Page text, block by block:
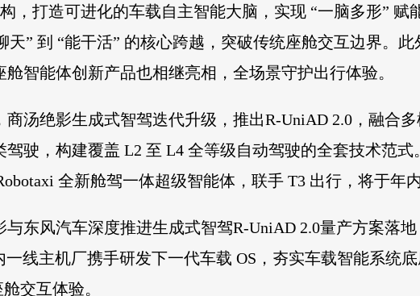
，打造可进化的车载自主智能大脑，实现 “一脑多形” 赋
天” 到 “能干活” 的核心跨越，突破传统座舱交互边界。
智能体创新产品也相继亮相，全场景守护出行体验。
汤绝影生成式智驾迭代升级，推出R-UniAD 2.0，融合多
驶，构建覆盖 L2 至 L4 全等级自动驾驶的全套技术范式
全新舱驾一体超级智能体，联手 T3 出行，将于年
东风汽车深度推进生成式智驾R-UniAD 2.0量产方案落
一线主机厂携手研发下一代车载 OS，夯实车载智能系统
交互体验。